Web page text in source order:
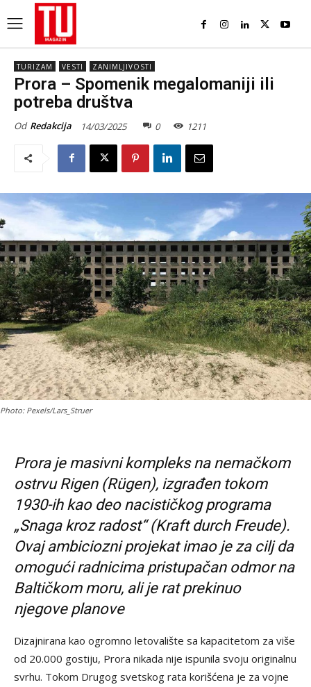
TURIZAM VESTI ZANIMLJIVOSTI
Prora – Spomenik megalomaniji ili
potreba društva
Od Redakcija 14/03/2025 0 1211
Photo: Pexels/Lars_Struer
Prora je masivni kompleks na nemačkom
ostrvu Rigen (Rügen), izgrađen tokom
1930-ih kao deo nacističkog programa
„Snaga kroz radost“ (Kraft durch Freude).
Ovaj ambiciozni projekat imao je za cilj da
omogući radnicima pristupačan odmor na
Baltičkom moru, ali je rat prekinuo
njegove planove
Dizajnirana kao ogromno letovalište sa kapacitetom za više
od 20.000 gostiju, Prora nikada nije ispunila svoju originalnu
svrhu. Tokom Drugog svetskog rata korišćena je za vojne